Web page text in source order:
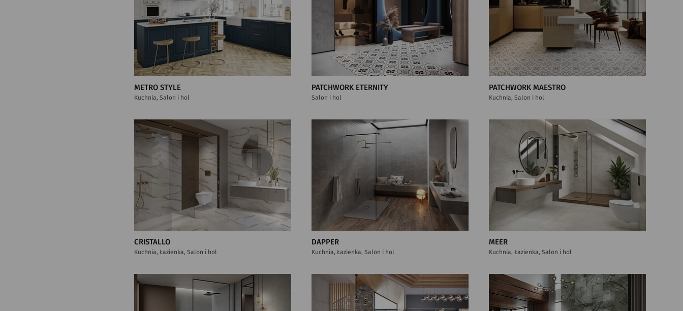
METRO STYLE
Kuchnia, Salon i hol
PATCHWORK ETERNITY
Salon i hol
PATCHWORK MAESTRO
Kuchnia, Salon i hol
CRISTALLO
Kuchnia, Łazienka, Salon i hol
DAPPER
Kuchnia, Łazienka, Salon i hol
MEER
Kuchnia, Łazienka, Salon i hol